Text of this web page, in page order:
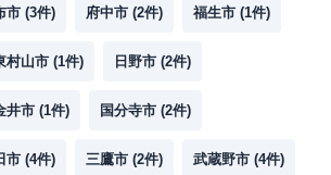
市 (3件) 府中市 (2件) 福生市 (1件)
村山市 (1件) 日野市 (2件)
井市 (1件) 国分寺市 (2件)
市 (4件) 三鷹市 (2件) 武蔵野市 (4件)